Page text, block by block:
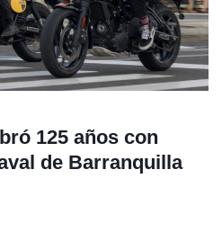
125 años con
de Barranquilla